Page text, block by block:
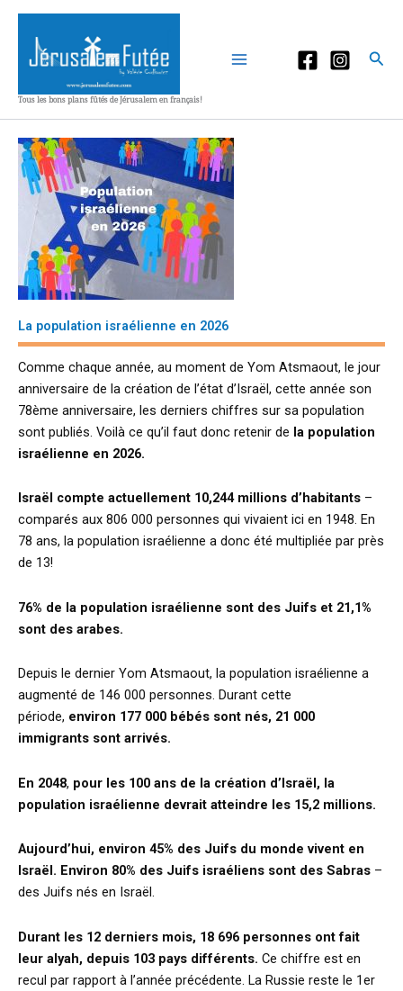
Aller
contenu
Tous les bons plans fûtés de Jérusalem en français!
La population israélienne en 2026
Comme chaque année, au moment de Yom Atsmaout, le jour
anniversaire de la création de l’état d’Israël, cette année son
78ème anniversaire, les derniers chiffres sur sa population
sont publiés. Voilà ce qu’il faut donc retenir de la population
israélienne en 2026.
Israël compte actuellement 10,244 millions d’habitants –
comparés aux 806 000 personnes qui vivaient ici en 1948. En
78 ans, la population israélienne a donc été multipliée par près
de 13!
76% de la population israélienne sont des Juifs et 21,1%
sont des arabes.
Depuis le dernier Yom Atsmaout, la population israélienne a
augmenté de 146 000 personnes. Durant cette
période, environ 177 000 bébés sont nés, 21 000
immigrants sont arrivés.
En 2048, pour les 100 ans de la création d’Israël, la
population israélienne devrait atteindre les 15,2 millions.
Aujourd’hui, environ 45% des Juifs du monde vivent en
Israël. Environ 80% des Juifs israéliens sont des Sabras –
des Juifs nés en Israël.
Durant les 12 derniers mois, 18 696 personnes ont fait
leur alyah, depuis 103 pays différents. Ce chiffre est en
recul par rapport à l’année précédente. La Russie reste le 1er